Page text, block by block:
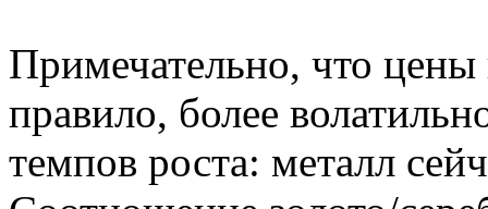
Примечательно, что цены
правило, более
темпов роста: металл